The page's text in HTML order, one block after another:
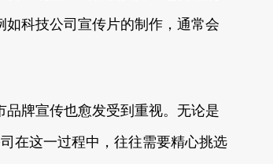
科技公司宣传片的制作，通常会
牌宣传也愈发受到重视。无论是
在这一过程中，往往需要精心挑选